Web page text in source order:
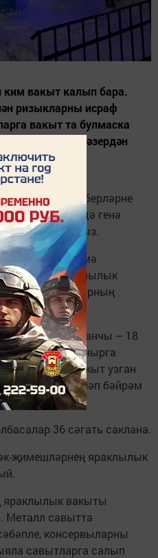
ким вакыт калып бара.
ризыкларны исраф
вакыт та булмаска
киңәшләрне хәзердән
булыр.
дигән әйберләрне
биргәндә генә
болгатыгыз.
соң бүлмә
аның яраклылык
күрә салатларның
баруың яхшы.
белән болгатканчы – 18
сәгать кулланырга
артыграк вакыт узган
ризык жәлләп бәйрәм
36 сәгать саклана.
җимешләрнең яраклылык
яраклылык вакыты
Металл савытта
консервыларны
савытларга салып